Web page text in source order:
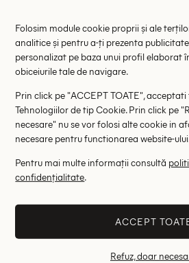
Agenda A5 DLP Industry, roz
15.00 lei
RRP: 29.00 lei
ONE SIZE
Altii au fost
Folosim module cookie proprii și ale
analitice și pentru a-ți prezenta
personalizat pe baza unui profil elaborat
obiceiurile tale de navigare.
Prin click pe "ACCEPT TOATE",
Tehnologiilor de tip Cookie. Prin click pe
necesare" nu se vor folosi alte cookie in
necesare pentru functionarea website-
Pentru mai multe informații consultă
confidențialitate.
ACCEPT
Refuz, doar